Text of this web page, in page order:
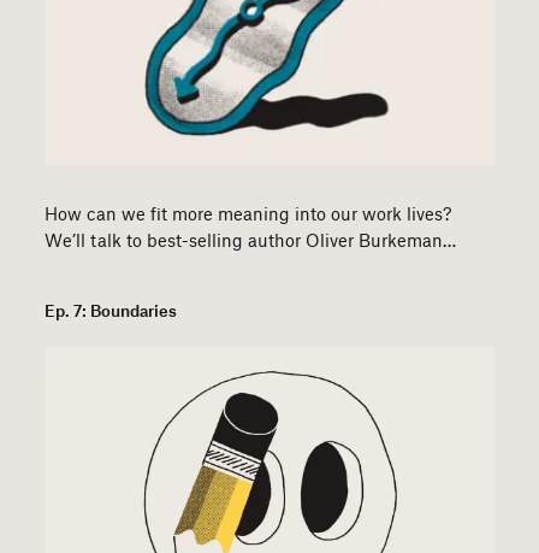
How can we fit more meaning into our work lives?
We’ll talk to best-selling author Oliver Burkeman…
Ep. 7: Boundaries